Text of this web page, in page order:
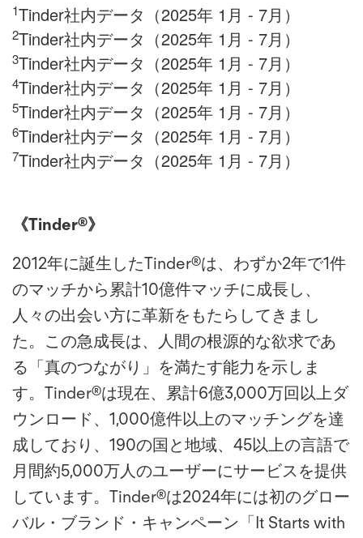
1Tinder社内データ（2025年 1月 - 7月）
2Tinder社内データ（2025年 1月 - 7月）
3Tinder社内データ（2025年 1月 - 7月）
4Tinder社内データ（2025年 1月 - 7月）
5Tinder社内データ（2025年 1月 - 7月）
6Tinder社内データ（2025年 1月 - 7月）
7Tinder社内データ（2025年 1 月 - 7月）
《Tinder®》
2012年に誕⽣したTinder®は、わずか2年で1件
のマッチから累計10億件マッチに成長し、
人々の出会い方に革新をもたらしてきまし
た。この急成長は、人間の根源的な欲求であ
る「真のつながり」を満たす能力を示しま
す。Tinder®は現在、累計6億3,000万回以上ダ
ウンロード、1,000億件以上のマッチングを達
成しており、190の国と地域、45以上の言語で
月間約5,000万人のユーザーにサービスを提供
しています。Tinder®は2024年には初のグロー
バル・ブランド・キャンペーン「It Starts with